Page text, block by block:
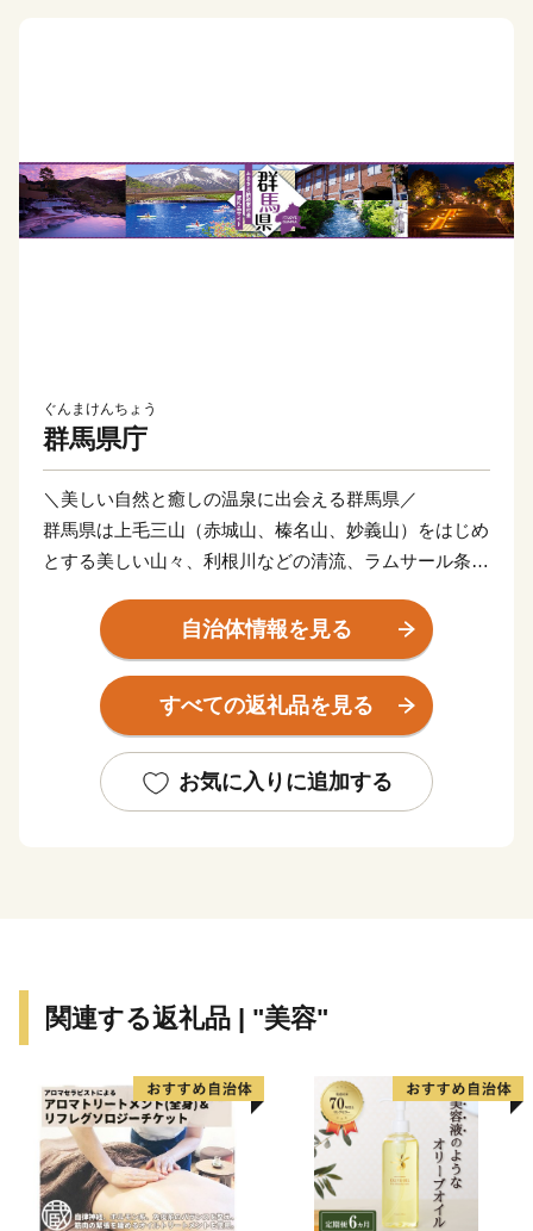
ぐんまけんちょう
群馬県庁
＼美しい自然と癒しの温泉に出会える群馬県／
群馬県は上毛三山（赤城山、榛名山、妙義山）をはじめ
とする美しい山々、利根川などの清流、ラムサール条約
美しい自然の中を散策し豊かな時間を過ごすほか、県内
各地で夏は登山・カヌー・キャニオニング・ラフティン
グ、冬はスキーやスノーボードなど様々なアクティビテ
ィを楽しむこともできます。
また、群馬県といえば温泉です。草津、伊香保、みなか
み、四万（しま）をはじめ、県内には100を超える温泉
ネギなどの豊富な農畜産物や、おっきりこみ・水沢うど
＼群馬県が目指すビジョン／
群馬県では、2040年に目指す姿である
「年齢や性別、国籍、障害の有無等にかかわらず、すべ
ての県民が、誰一人取り残されることなく、自ら思い描
自治体情報を見る
すべての返礼品を見る
お気に入りに追加する
関連する返礼品 | "美容"